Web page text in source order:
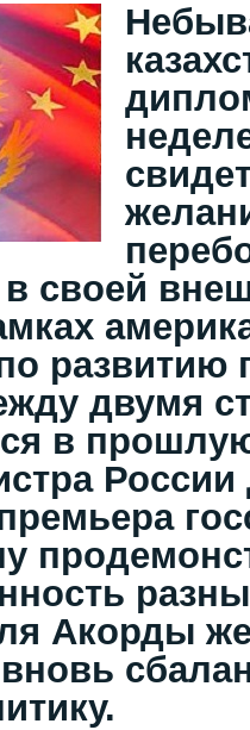
своей
развитию
двумя
в
Акорды